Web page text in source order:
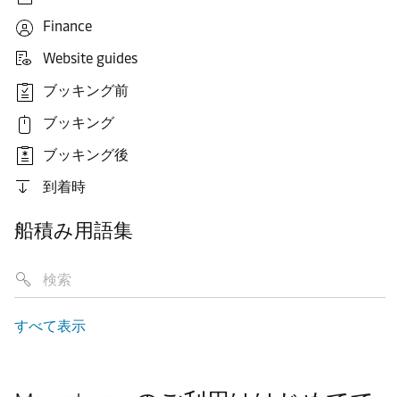
Finance
Website guides
ブッキング前
ブッキング
ブッキング後
到着時
船積み用語集
すべて表示